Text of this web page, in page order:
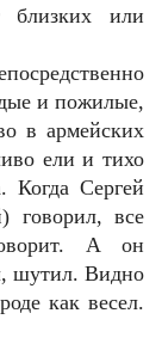
близких или
и пожилые,
в армейских
ели и тихо
Когда Сергей
говорил, все
А он
шутил. Видно
как весел.